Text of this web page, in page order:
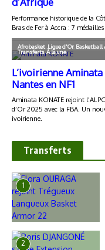
Transferts
1
2